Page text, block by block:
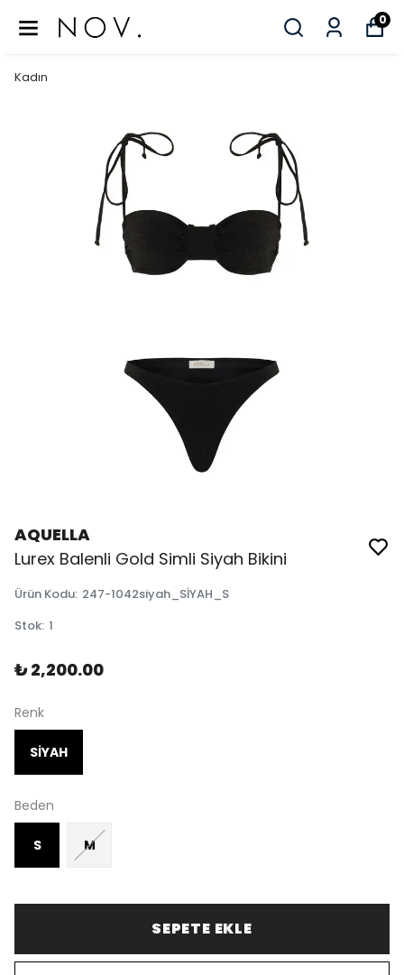
0
Kadın
AQUELLA
Lurex Balenli Gold Simli Siyah Bikini
Ürün Kodu: 247-1042siyah_SİYAH_S
Stok: 1
₺ 2,200.00
Renk
SİYAH
Beden
S M
SEPETE EKLE